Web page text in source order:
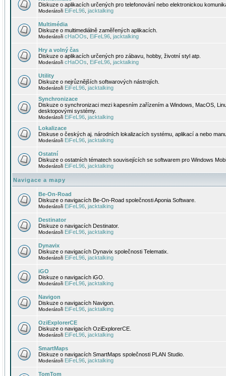
Diskuze o aplikacích určených pro telefonování nebo elektronickou
Moderátoři EiFeL96 jacktalking
Multimédia
Diskuze o multimediálně zaměřených aplikacích.
Moderátoři cHaOOs EiFeL96 jacktalking
Hry a volný čas
Diskuze o aplikacích určených pro zábavu, hobby, životní styl atp.
Moderátoři cHaOOs EiFeL96 jacktalking
Utility
Diskuze o nejrůznějších softwarových nástrojích.
Moderátoři EiFeL96 jacktalking
Synchronizace
Diskuze o synchronizaci mezi kapesním zařízením a Windows, MacOS,
desktopovými systémy.
Moderátoři EiFeL96 jacktalking
Lokalizace
Diskuse o českých aj. národních lokalizacích systému, aplikací a nebo
Moderátoři EiFeL96 jacktalking
Ostatní
Diskuze o ostatních tématech souvisejících se softwarem pro Windows
Moderátoři EiFeL96 jacktalking
Navigace a mapy
Be-On-Road
Diskuze o navigacích Be-On-Road společnosti Aponia Software.
Moderátoři EiFeL96 jacktalking
Destinator
Diskuze o navigacích Destinator.
Moderátoři EiFeL96 jacktalking
Dynavix
Diskuze o navigacích Dynavix společnosti Telematix.
Moderátoři EiFeL96 jacktalking
iGO
Diskuze o navigacích iGO.
Moderátoři EiFeL96 jacktalking
Navigon
Diskuze o navigacích Navigon.
Moderátoři EiFeL96 jacktalking
OziExplorerCE
Diskuze o navigacích OziExplorerCE.
Moderátoři EiFeL96 jacktalking
SmartMaps
Diskuze o navigacích SmartMaps společnosti PLAN Studio.
Moderátoři EiFeL96 jacktalking
TomTom